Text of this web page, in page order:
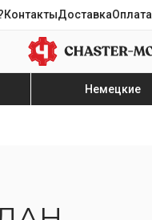
КонтактыДоставкаОплата
Немецкие